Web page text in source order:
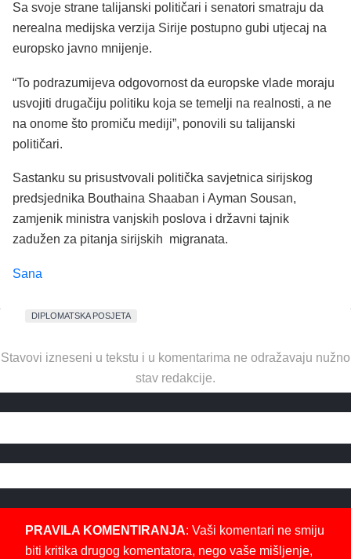
Sa svoje strane talijanski političari i senatori smatraju da
nerealna medijska verzija Sirije postupno gubi utjecaj na
europsko javno mnijenje.
“To podrazumijeva odgovornost da europske vlade moraju
usvojiti drugačiju politiku koja se temelji na realnosti, a ne
na onome što promiču mediji”, ponovili su talijanski
političari.
Sastanku su prisustvovali politička savjetnica sirijskog
predsjednika Bouthaina Shaaban i Ayman Sousan,
zamjenik ministra vanjskih poslova i državni tajnik
zadužen za pitanja sirijskih migranata.
Sana
DIPLOMATSKA POSJETA
Stavovi izneseni u tekstu i u komentarima ne odražavaju nužno
stav redakcije.
PRAVILA KOMENTIRANJA: Vaši komentari ne smiju
biti kritika drugog komentatora, nego vaše mišljenje,